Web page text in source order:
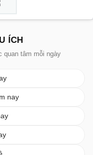
ÍCH
quan tâm mỗi ngày
nay